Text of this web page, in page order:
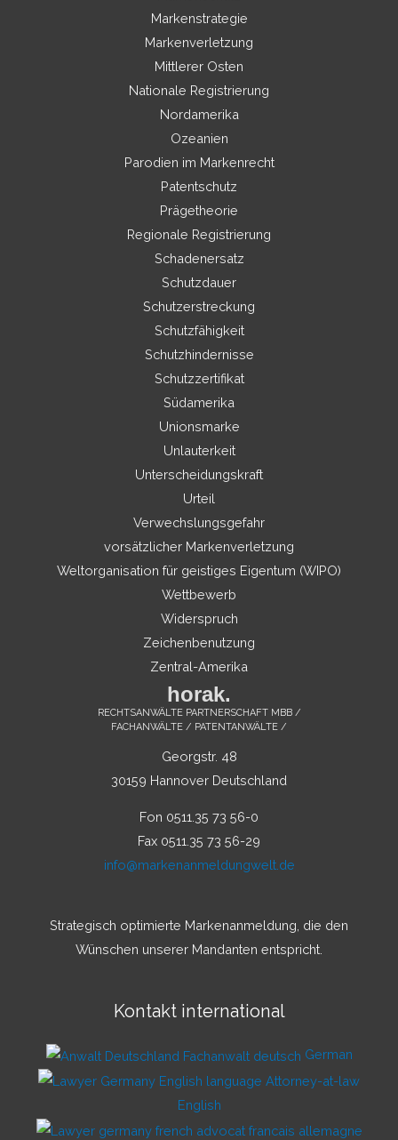
Markenstrategie
Markenverletzung
Mittlerer Osten
Nationale Registrierung
Nordamerika
Ozeanien
Parodien im Markenrecht
Patentschutz
Prägetheorie
Regionale Registrierung
Schadenersatz
Schutzdauer
Schutzerstreckung
Schutzfähigkeit
Schutzhindernisse
Schutzzertifikat
Südamerika
Unionsmarke
Unlauterkeit
Unterscheidungskraft
Urteil
Verwechslungsgefahr
vorsätzlicher Markenverletzung
Weltorganisation für geistiges Eigentum (WIPO)
Wettbewerb
Widerspruch
Zeichenbenutzung
Zentral-Amerika
horak.
RECHTSANWÄLTE PARTNERSCHAFT MBB /
FACHANWÄLTE / PATENTANWÄLTE /
Georgstr. 48
30159 Hannover Deutschland
Fon 0511.35 73 56-0
Fax 0511.35 73 56-29
info@markenanmeldungwelt.de
Strategisch optimierte Markenanmeldung, die den
Wünschen unserer Mandanten entspricht.
Kontakt international
German
English